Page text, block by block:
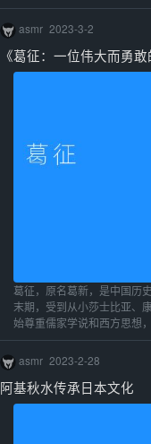
asmr 2023-3-2
《葛征：一位伟大而勇敢
葛征，原名葛新，是中国历
末期，受到从小莎士比亚、
始尊重儒家学说和西方思想
asmr 2023-2-28
阿基秋水传承日本文化